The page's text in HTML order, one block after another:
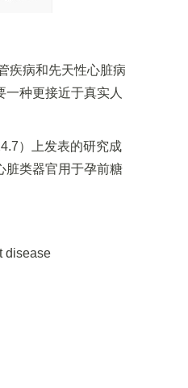
疾病和先天性心脏病
种更接近于真实人
）上发表的研究成
脏类器官用于孕前糖
disease